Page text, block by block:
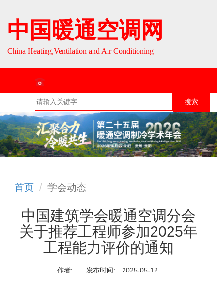
中国暖通空调网
China Heating,Ventilation and Air Conditioning
搜索
首页
组织介
绍
组织活
动
行业资
讯
English
首页 学会动态
中国建筑学会暖通空调分会
关于推荐工程师参加2025年
工程能力评价的通知
作者: 发布时间: 2025-05-12